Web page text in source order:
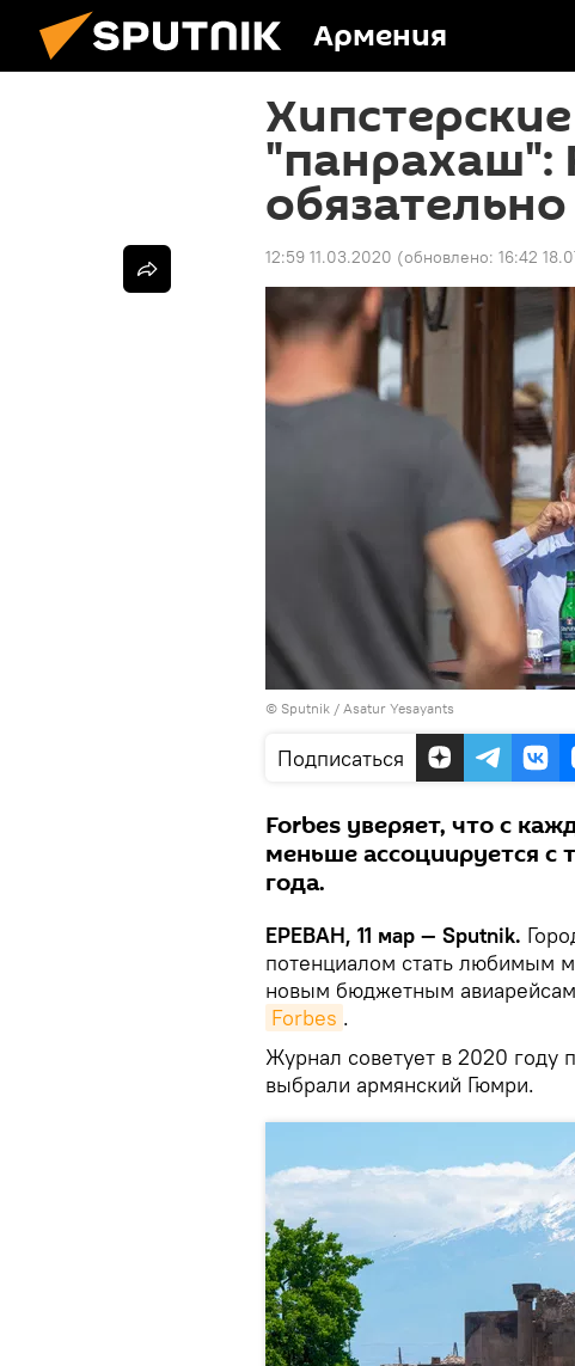
Армения
"панрахаш":
12:59 11.03.2020 (обновлено: 16:42
© Sputnik / Asatur Yesayants
Подписаться
Forbes уверяет, что с
меньше ассоциируется с
года.
ЕРЕВАН, 11 мар — Sputnik.
потенциалом стать любимым
новым бюджетным
Forbes .
Журнал советует в 2020 году
выбрали армянский Гюмри.